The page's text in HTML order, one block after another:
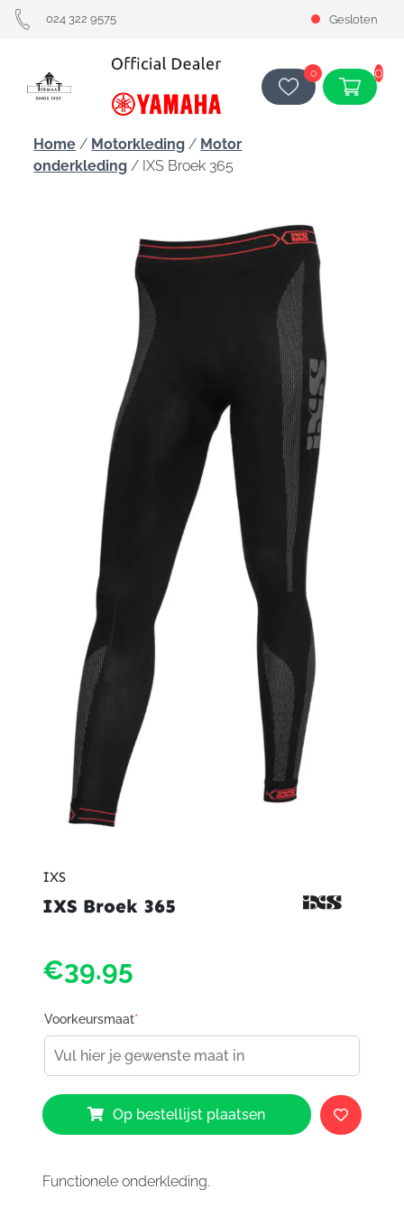
024 322 9575 Gesloten
0 0
Home / Motorkleding / Motor
onderkleding / IXS Broek 365
IXS
IXS Broek 365
€39.95
Voorkeursmaat*
IXS
Broek
365
Op bestellijst plaatsen
Functionele onderkleding.